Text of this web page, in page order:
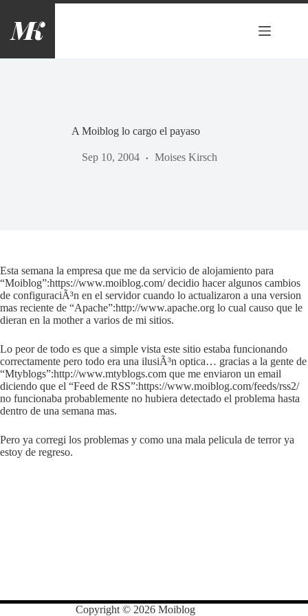
contenido
A Moiblog lo cargo el payaso
Sep 10, 2004 Moises Kirsch
Esta semana la empresa que me da servicio de alojamiento para
“Moiblog”:https://www.moiblog.com/ decidio hacer algunos cambios
de configuraciÃ³n en el servidor cuando lo actualizaron a una version
mas reciente de “Apache”:http://www.apache.org lo cual causo que le
dieran en la mother a varios de mi sitios.
Lo peor de todo es que a simple vista este sitio estaba funcionando
correctamente pero todo era una ilusiÃ³n optica… gracias a la gente de
“Mtyblogs”:http://www.mtyblogs.com que me enviaron un email
diciendo que el “Feed de RSS”:https://www.moiblog.com/feeds/rss2/
no funcionaba probablemente no hubiera detectado el problema hasta
dentro de una semana mas.
Pero ya corregi los problemas y como una mala pelicula de terror ya
estoy de regreso.
Copyright © 2026 Moiblog